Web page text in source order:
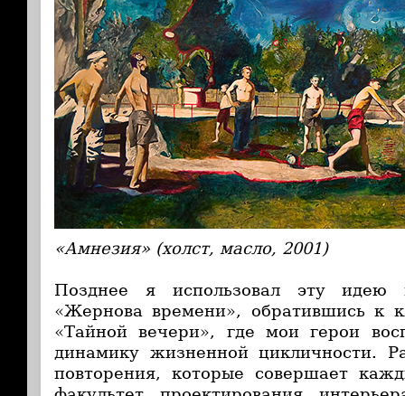
«Амнезия» (холст, масло, 2001)
Позднее я использовал эту идею
«Жернова времени», обратившись к
«Тайной вечери», где мои герои
динамику жизненной цикличности.
повторения, которые совершает